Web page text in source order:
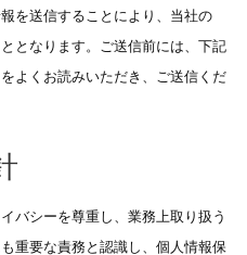
を送信することにより、当社の
となります。ご送信前には、下記
よくお読みいただき、ご送信くだ
バシーを尊重し、業務上取り扱う
重要な責務と認識し、個人情報保